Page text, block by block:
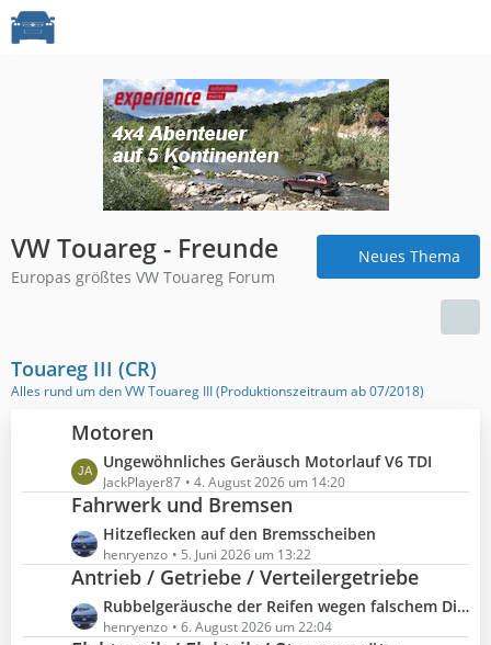
VW Touareg - Freunde
Europas größtes VW Touareg Forum
Neues Thema
Touareg III (CR)
Alles rund um den VW Touareg III (Produktionszeitraum ab 07/2018)
Motoren
L
e
t
z
t
e
e
i
Ungewöhnliches Geräusch Motorlauf V6 TDI
JackPlayer87 4. August 2026 um 14:20
Fahrwerk und Bremsen
L
e
t
z
t
Hitzeflecken auf den Bremsscheiben
henryenzo 5. Juni 2026 um 13:22
Antrieb / Getriebe / Verteilergetriebe
L
e
Rubbelgeräusche der Reifen wegen falschem Differenzial-Öl?
henryenzo 6. August 2026 um 22:04